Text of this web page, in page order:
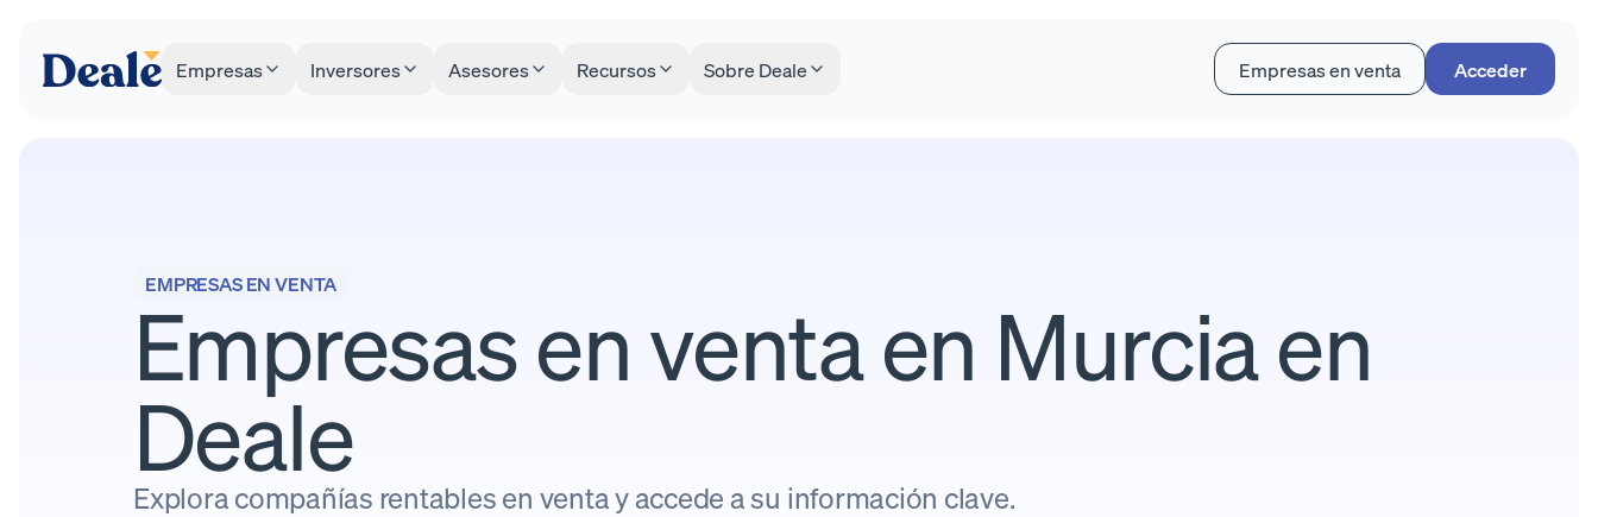
Empresas Inversores Asesores Recursos Sobre Deale Empresas en venta Acceder
EMPRESAS EN VENTA
Empresas en venta en Murcia en
Deale
Explora compañías rentables en venta y accede a su información clave.